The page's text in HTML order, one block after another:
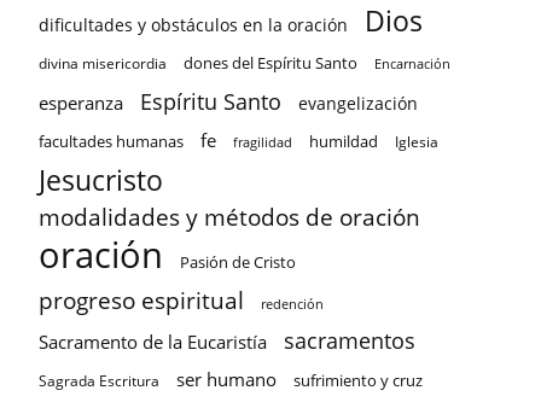
dificultades y obstáculos en la oración Dios
divina misericordia dones del Espíritu Santo Encarnación
esperanza Espíritu Santo evangelización
facultades humanas fe fragilidad humildad Iglesia
Jesucristo
modalidades y métodos de oración
oración Pasión de Cristo
progreso espiritual redención
Sacramento de la Eucaristía sacramentos
Sagrada Escritura ser humano sufrimiento y cruz